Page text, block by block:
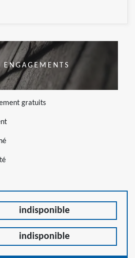
ENGAGEMENTS
gratuits
indisponible
indisponible